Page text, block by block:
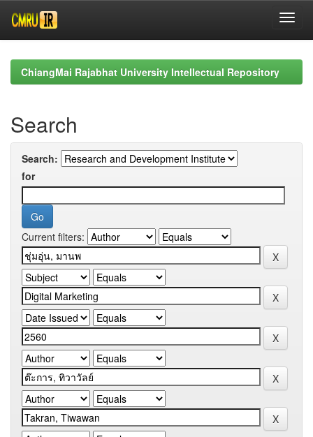
navigationChiangMai Rajabhat University Intellectual Repository
Search
Search:
for
Current filters: